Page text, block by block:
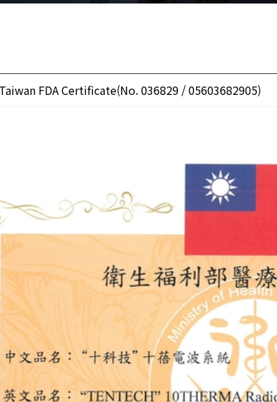
FDA Certificate(No. 036829 / 05603682905)